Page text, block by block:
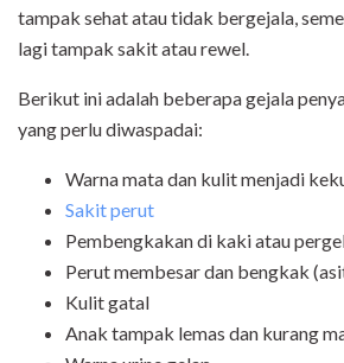
tampak sehat atau tidak bergejala,
lagi tampak sakit atau rewel.
Berikut ini adalah beberapa gejala
yang perlu diwaspadai:
Warna mata dan kulit menjadi
Sakit perut
Pembengkakan di kaki atau
Perut membesar dan bengkak
Kulit gatal
Anak tampak lemas dan kurang